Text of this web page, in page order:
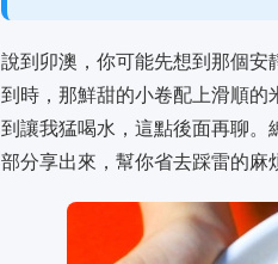
說到卯澳，你可能先想到那個
到時，那鮮甜的小卷配上滑順
到讓我猛喝水，這點後面再聊
部分享出來，幫你省去踩雷的麻